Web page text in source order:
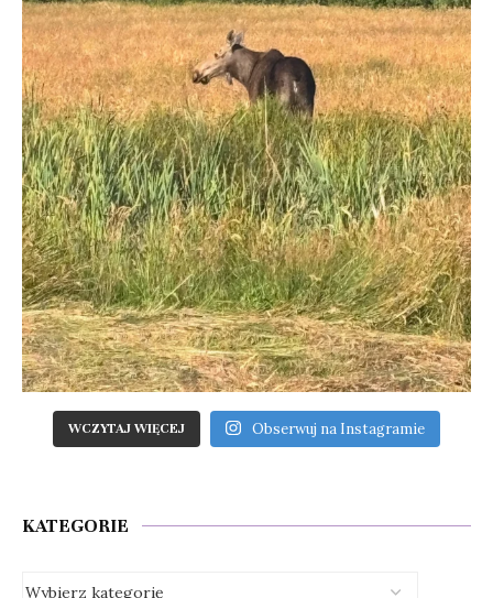
WCZYTAJ WIĘCEJ Obserwuj na Instagramie
KATEGORIE